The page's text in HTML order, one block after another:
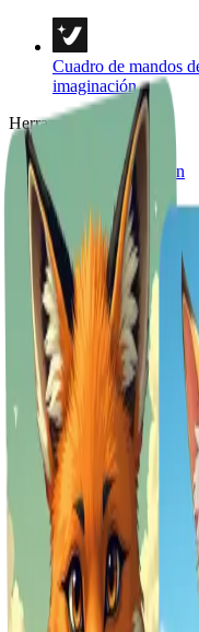
Cuadro de mandos
imaginación
Herramientas
Texto a imagen
Texto a vídeo
Imagen a imagen
Multi Imágenes a
Imagen a vídeo
Imagen a Prompt
Imagen a texto
Eliminador de
Retratos y estilos
Plantillas de
Herramientas de
Compresores de
Herramientas
Biblioteca